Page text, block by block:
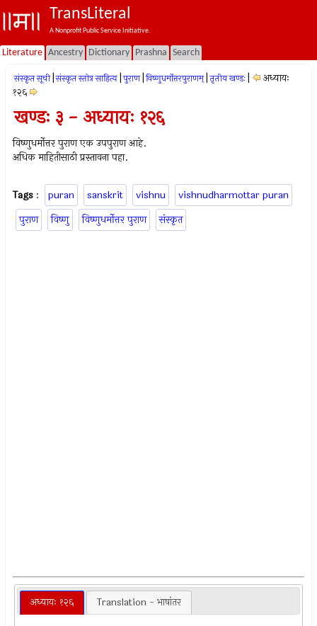
TransLiteral
A Nonprofit Public Service Initiative.
Literature Ancestry Dictionary Prashna Search
संस्कृत सूची संस्कृत स्तोत्र साहित्य पुराण विष्णुधर्मोत्तरपुराणम् तृतीय खण्डः
अध्यायः
१२६
खण्डः ३ - अध्यायः १२६
विष्णुधर्मोत्तर पुराण एक उपपुराण आहे.
अधिक माहितीसाठी प्रस्तावना पहा.
Tags : puran sanskrit vishnu
vishnudharmottar puran
पुराण
विष्णु विष्णुधर्मोत्तर पुराण संस्कृत
अध्यायः १२६ Translation - भाषांतर